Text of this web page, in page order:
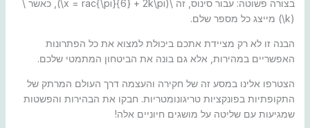
בצורה פשוטה: עבור סינוס, זה \(x = rac{\pi}{6} + 2k\pi\), כאשר \
(k\) מייצג כל מספר שלם.
הבנה זו לא רק מציידת אתכם ביכולת למצוא את כל הפתרונות
האפשריים במהירות, אלא גם בונה את הביטחון המתמטי שלכם.
הצטרפו אלינו במסע זה של חקירה והעצמה דרך העולם המרתק של
התקופתיות בפונקציות טריגונומטריות. חבקו את הבהירות והפשטות
שמגיעות עם שליטה על מושגים חיוניים אלה!